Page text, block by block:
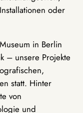
oder
in Berlin
– unsere Projekte
statt. Hinter
von
und